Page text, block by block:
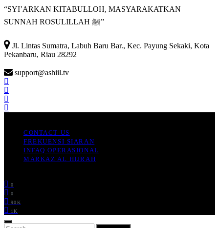
“SYI’ARKAN KITABULLOH, MASYARAKATKAN
SUNNAH ROSULILLAH ﷺ”
 Jl. Lintas Sumatra, Labuh Baru Bar., Kec. Payung Sekaki, Kota
Pekanbaru, Riau 28292
support@ashiil.tv
CONTACT US
FREKUENSI SIARAN
INFAQ OPERASIONAL
MARKAZ AL HIJRAH
0
0
90K
1K
SEARCH